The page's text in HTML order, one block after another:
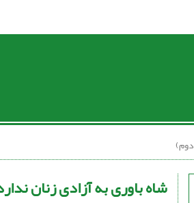
شاه باوری به آزادی زنان